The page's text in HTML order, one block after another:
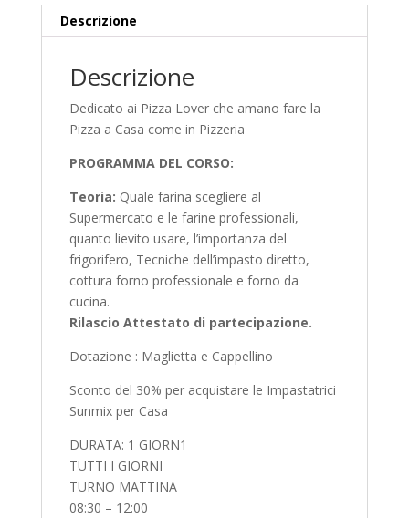
Descrizione
Descrizione
Dedicato ai Pizza Lover che amano fare la
Pizza a Casa come in Pizzeria
PROGRAMMA DEL CORSO:
Teoria: Quale farina scegliere al
Supermercato e le farine professionali,
quanto lievito usare, l’importanza del
frigorifero, Tecniche dell’impasto diretto,
cottura forno professionale e forno da
cucina.
Rilascio Attestato di partecipazione.
Dotazione : Maglietta e Cappellino
Sconto del 30% per acquistare le Impastatrici
Sunmix per Casa
DURATA: 1 GIORN1
TUTTI I GIORNI
TURNO MATTINA
08:30 – 12:00